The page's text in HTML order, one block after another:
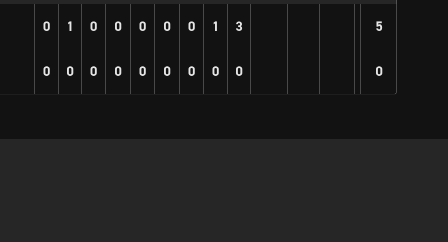
0 1 0 0 0 0 0 1 3 5
0 0 0 0 0 0 0 0 0 0